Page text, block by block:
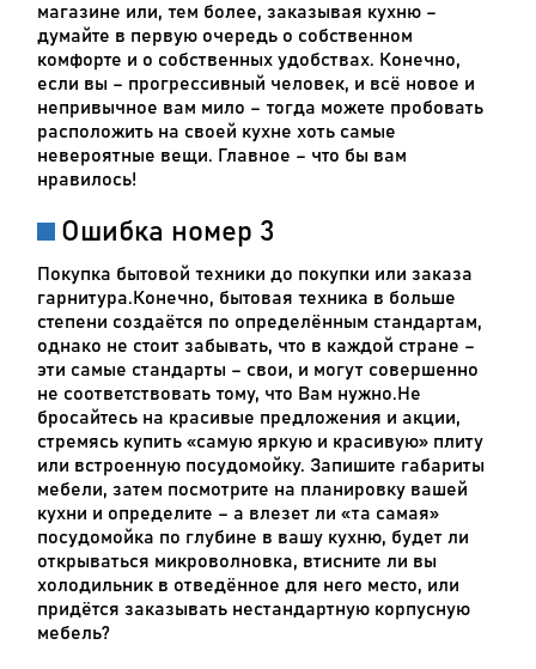
магазине или, тем более, заказывая кухню –
думайте в первую очередь о собственном
комфорте и о собственных удобствах. Конечно,
если вы – прогрессивный человек, и всё новое и
непривычное вам мило – тогда можете пробовать
расположить на своей кухне хоть самые
невероятные вещи. Главное – что бы вам
нравилось!
Ошибка номер 3
Покупка бытовой техники до покупки или заказа
гарнитура.Конечно, бытовая техника в больше
степени создаётся по определённым стандартам,
однако не стоит забывать, что в каждой стране –
эти самые стандарты – свои, и могут совершенно
не соответствовать тому, что Вам нужно.Не
бросайтесь на красивые предложения и акции,
стремясь купить «самую яркую и красивую» плиту
или встроенную посудомойку. Запишите габариты
мебели, затем посмотрите на планировку вашей
кухни и определите – а влезет ли «та самая»
посудомойка по глубине в вашу кухню, будет ли
открываться микроволновка, втисните ли вы
холодильник в отведённое для него место, или
придётся заказывать нестандартную корпусную
мебель?